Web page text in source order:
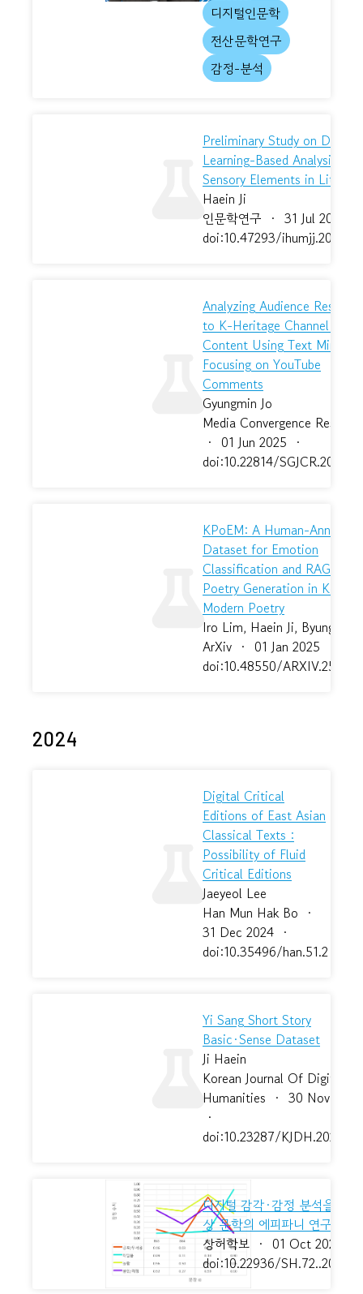
디지털인문학
전산문학연구
감정-분석
Preliminary Study on Deep
Learning-Based Analysis of
Sensory Elements in
Haein Ji
인문학연구 · 31 Jul 2025
doi:10.47293/
Analyzing Audience
to K-Heritage Channel
Content Using Text Mining :
Focusing on YouTube
Comments
Gyungmin Jo
Media Convergence
· 01 Jun 2025 ·
doi:10.22814/
KPoEM: A Human-
Dataset for Emotion
Classification and RAG-
Poetry Generation in Korean
Modern Poetry
Iro Lim, Haein Ji, Byungjun
ArXiv · 01 Jan 2025
doi:10.48550/
2024
Digital Critical
Editions of East Asian
Classical Texts :
Possibility of Fluid
Critical Editions
Jaeyeol Lee
Han Mun Hak Bo ·
31 Dec 2024 ·
doi:10.35496/han.51.2
Yi Sang Short Story
Basic·Sense Dataset
Ji Haein
Korean Journal Of Digital
Humanities · 30 Nov 2024
·
doi:10.23287/
디지털 감각·감정 분석을 통
상 문학의 에피파니 연구
상허학보 · 01 Oct 2024
doi:10.22936/